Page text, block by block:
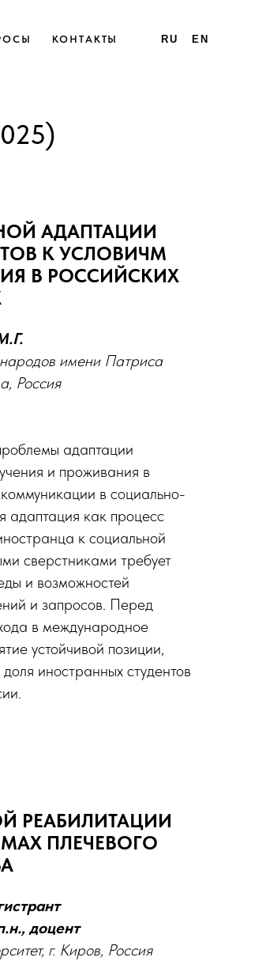
КОНТАКТЫ RU EN
АДАПТАЦИИ
К УСЛОВИЧМ
В РОССИЙСКИХ
имени Патриса
Россия
адаптации
и проживания в
в социально-
адаптация как процесс
к социальной
сверстниками требует
и возможностей
и запросов. Перед
в международное
устойчивой позиции,
иностранных студентов
РЕАБИЛИТАЦИИ
ПЛЕЧЕВОГО
доцент
г. Киров, Россия